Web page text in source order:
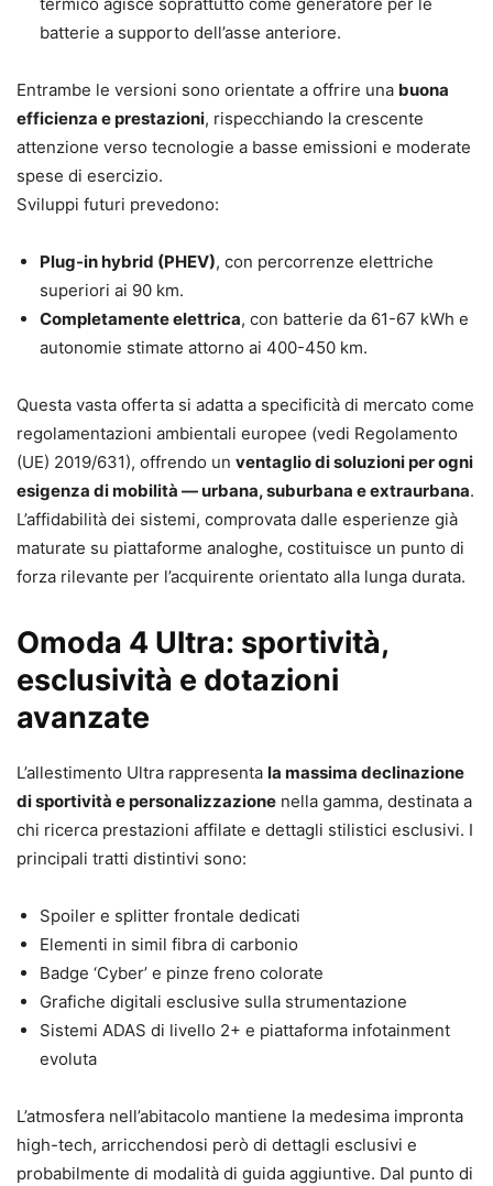
termico agisce soprattutto come generatore per le
batterie a supporto dell’asse anteriore.
Entrambe le versioni sono orientate a offrire una buona
efficienza e prestazioni, rispecchiando la crescente
attenzione verso tecnologie a basse emissioni e moderate
spese di esercizio.
Sviluppi futuri prevedono:
Plug-in hybrid (PHEV), con percorrenze elettriche
superiori ai 90 km.
Completamente elettrica, con batterie da 61-67 kWh e
autonomie stimate attorno ai 400-450 km.
Questa vasta offerta si adatta a specificità di mercato come
regolamentazioni ambientali europee (vedi Regolamento
(UE) 2019/631), offrendo un ventaglio di soluzioni per ogni
esigenza di mobilità — urbana, suburbana e extraurbana.
L’affidabilità dei sistemi, comprovata dalle esperienze già
maturate su piattaforme analoghe, costituisce un punto di
forza rilevante per l’acquirente orientato alla lunga durata.
Omoda 4 Ultra: sportività,
esclusività e dotazioni
avanzate
L’allestimento Ultra rappresenta la massima declinazione
di sportività e personalizzazione nella gamma, destinata a
chi ricerca prestazioni affilate e dettagli stilistici esclusivi. I
principali tratti distintivi sono:
Spoiler e splitter frontale dedicati
Elementi in simil fibra di carbonio
Badge ‘Cyber’ e pinze freno colorate
Grafiche digitali esclusive sulla strumentazione
Sistemi ADAS di livello 2+ e piattaforma infotainment
evoluta
L’atmosfera nell’abitacolo mantiene la medesima impronta
high-tech, arricchendosi però di dettagli esclusivi e
probabilmente di modalità di guida aggiuntive. Dal punto di